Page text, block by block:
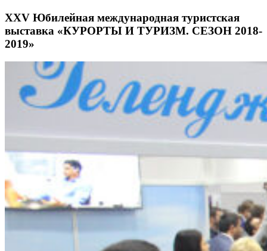
XXV Юбилейная международная туристская
выставка «КУРОРТЫ И ТУРИЗМ. СЕЗОН 2018-
2019»